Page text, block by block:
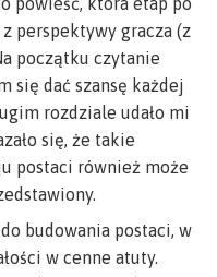
perspektywy gracza (z
początku czytanie
się dać szansę każdej
rozdziale udało mi
się, że takie
postaci również może
budowania postaci, w
w cenne atuty.